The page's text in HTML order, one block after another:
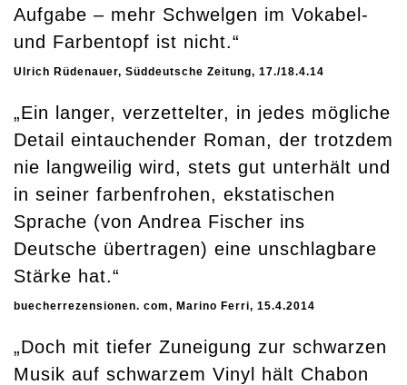
Aufgabe – mehr Schwelgen im Vokabel-
und Farbentopf ist nicht.“
Ulrich Rüdenauer, Süddeutsche Zeitung, 17./18.4.14
„Ein langer, verzettelter, in jedes mögliche
Detail eintauchender Roman, der trotzdem
nie langweilig wird, stets gut unterhält und
in seiner farbenfrohen, ekstatischen
Sprache (von Andrea Fischer ins
Deutsche übertragen) eine unschlagbare
Stärke hat.“
buecherrezensionen. com, Marino Ferri, 15.4.2014
„Doch mit tiefer Zuneigung zur schwarzen
Musik auf schwarzem Vinyl hält Chabon